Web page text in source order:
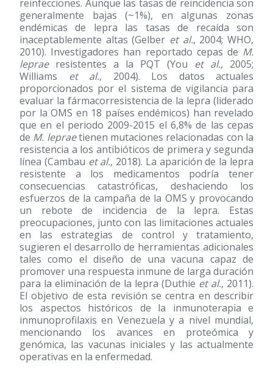
reinfecciones. Aunque las tasas de reincidencia son
generalmente bajas (~1%), en algunas zonas
endémicas de lepra las tasas de recaída son
inaceptablemente altas (Gelber et al., 2004; WHO,
2010). Investigadores han reportado cepas de M.
lepraeresistentes a la PQT (You et al., 2005;
Williams et al., 2004). Los datos actuales
proporcionados por el sistema de vigilancia para
evaluar la fármacorresistencia de la lepra (liderado
por la OMS en 18 países endémicos) han revelado
que en el periodo 2009-2015 el 6,8% de las cepas
de M. lepraetienen mutaciones relacionadas con la
resistencia a los antibióticos de primera y segunda
línea (Cambau et al., 2018). La aparición de la lepra
resistente a los medicamentos podría tener
consecuencias catastróficas, deshaciendo los
esfuerzos de la campaña de la OMS y provocando
un rebote de incidencia de la lepra. Estas
preocupaciones, junto con las limitaciones actuales
en las estrategias de control y tratamiento,
sugieren el desarrollo de herramientas adicionales
tales como el diseño de una vacuna capaz de
promover una respuesta inmune de larga duración
para la eliminación de la lepra (Duthie et al., 2011).
El objetivo de esta revisión se centra en describir
los aspectos históricos de la inmunoterapia e
inmunoprofilaxis en Venezuela y a nivel mundial,
mencionando los avances en proteómica y
genómica, las vacunas iniciales y las actualmente
operativas en la enfermedad.